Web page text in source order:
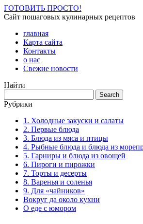
ГОТОВИТЬ ПРОСТО!
Сайт пошаговых кулинарных рецептов
главная
Карта сайта
Контакты
о нас
Свежие новости
Найти
Рубрики
1. Холодные закуски и салаты
2. Первые блюда
3. Блюда из мяса и птицы
4. Рыбные блюда и блюда из
5. Гарниры и блюда из овощей
6. Пироги и пирожки
7. Торты и десерты
8. Варенья и соленья
9. Для «чайников»
Вокруг да около кухни
О еде с юмором